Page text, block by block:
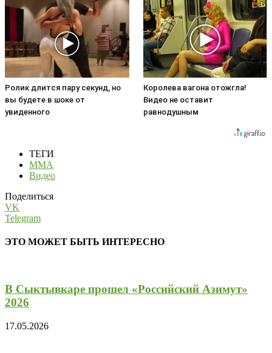
Ролик длится пару секунд, но
вы будете в шоке от
увиденного
Королева вагона отожгла!
Видео не оставит
равнодушным
ТЕГИ
MMA
Видео
Поделиться
VK
Telegram
ЭТО МОЖЕТ БЫТЬ ИНТЕРЕСНО
В Сыктывкаре прошел «Российский Азимут»
2026
17.05.2026